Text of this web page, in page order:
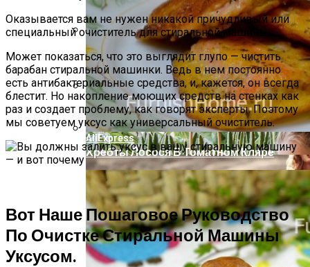
Компактно, Красиво, Удобно: 7
Нестандартных Идей Для Хранения
Обуви
Аппаратная Домашняя Косметология С
Помощью Гаджетов: Что Купить На
AliExpress
Хребты Лосося В Томатном Кляре
Оказывается вам не нужен никакой причудливый или
специальный очиститель для стиральной машины.
Может показаться, что это выглядит глупо — чистить
барабан стиральной машинки. Ведь в нем постоянно
есть антибактериальные средства, и, кажется, он всегда
блестит. Но накопление моющих средств на стенках как
раз и создает проблему, как говорят эксперты. Поэтому
мы советуем уксус как универсальный очиститель.
Вот Наше Пошаговое Руководство
По Очистке Стиральной Машины
Уксусом.